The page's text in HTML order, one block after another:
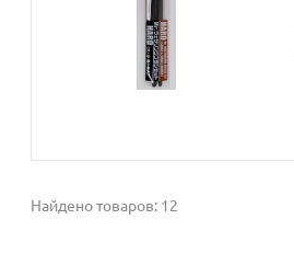
Найдено товаров: 12